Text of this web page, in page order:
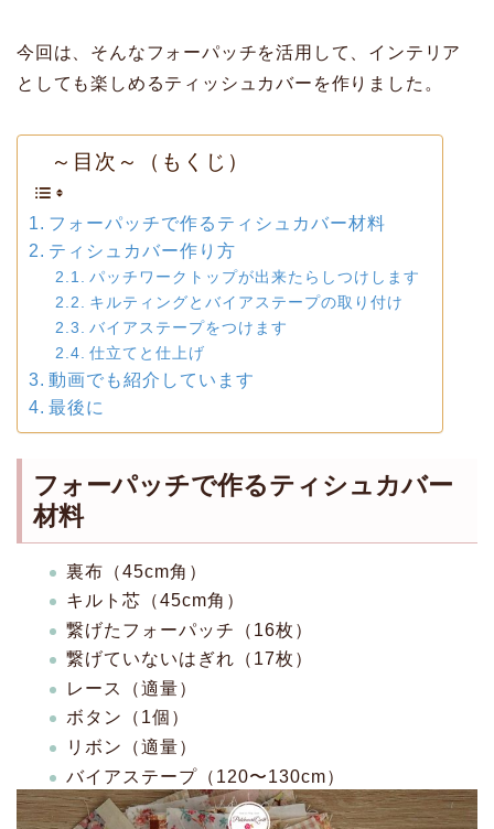
今回は、そんなフォーパッチを活用して、インテリア
としても楽しめるティッシュカバーを作りました。
～目次～（もくじ）
フォーパッチで作るティシュカバー材料
ティシュカバー作り方
パッチワークトップが出来たらしつけします
キルティングとバイアステープの取り付け
バイアステープをつけます
仕立てと仕上げ
動画でも紹介しています
最後に
フォーパッチで作るティシュカバー
材料
裏布（45cm角）
キルト芯（45cm角）
繋げたフォーパッチ（16枚）
繋げていないはぎれ（17枚）
レース（適量）
ボタン（1個）
リボン（適量）
バイアステープ（120〜130cm）